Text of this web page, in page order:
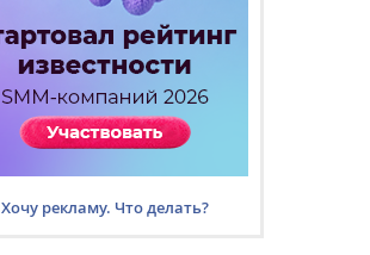
Хочу рекламу. Что делать?